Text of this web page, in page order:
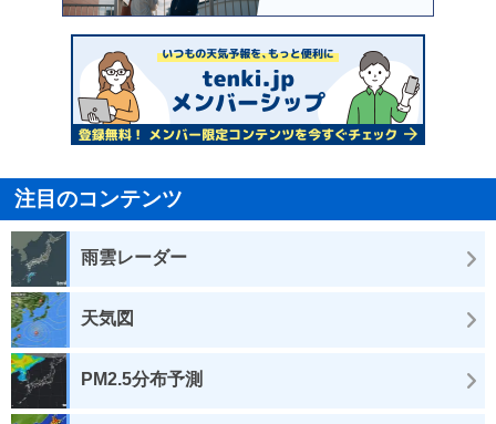
注目のコンテンツ
雨雲レーダー
天気図
PM2.5分布予測